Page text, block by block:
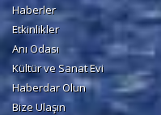
Haberler
Etkinlikler
Anı Odası
Kültür ve Sanat Evi
Haberdar Olun
Bize Ulaşın